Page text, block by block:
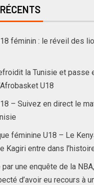
féminin : le réveil des
la Tunisie et passe
U18
– Suivez en direct le
féminine U18 – Le
Kagiri entre dans
une enquête de la
d’avoir eu recours à